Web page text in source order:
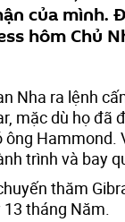
của mình.
hôm Chủ
Nha ra lệnh
mặc dù họ đã
Hammond.
trình và bay
thăm
tháng Năm.